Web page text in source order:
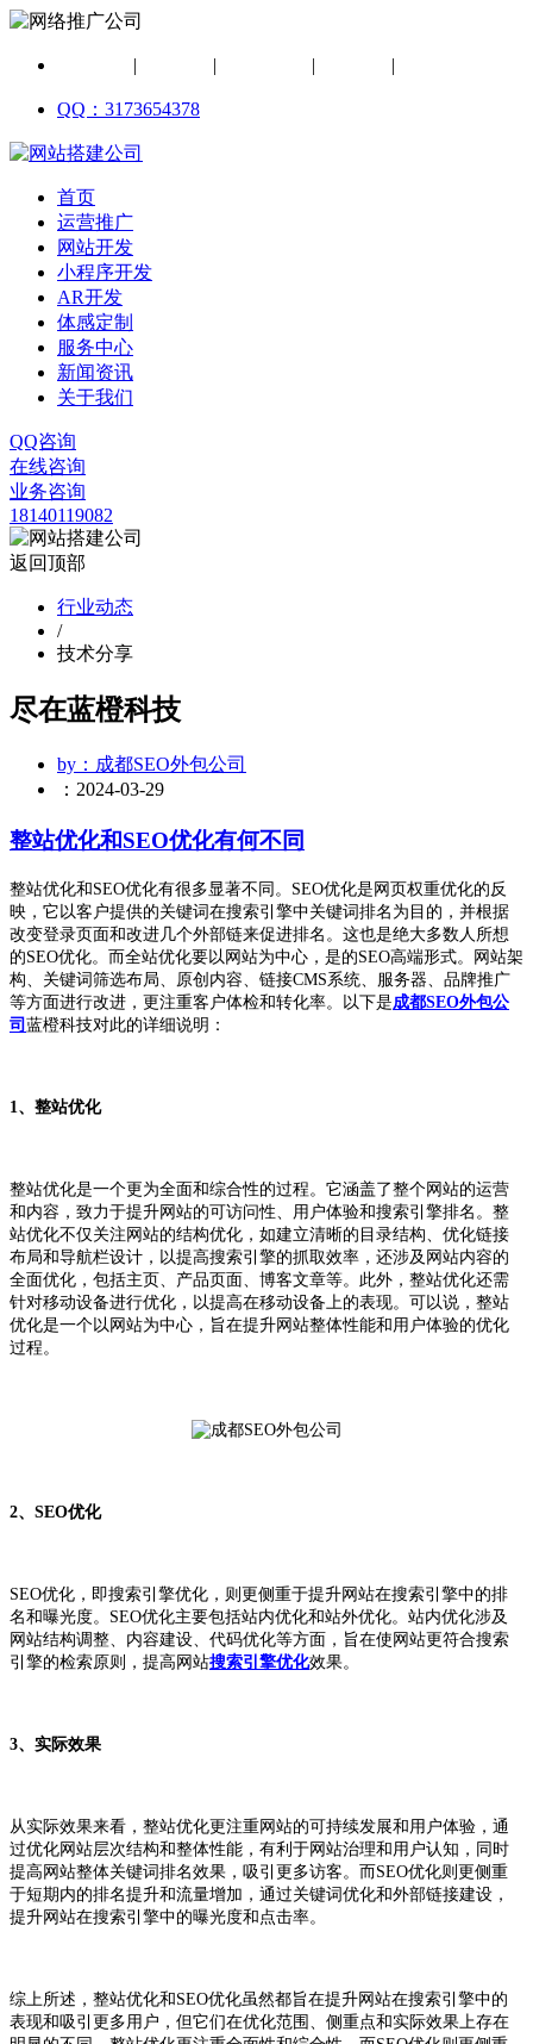
| | | |
QQ：3173654378
首页
运营推广
网站开发
小程序开发
AR开发
体感定制
服务中心
新闻资讯
关于我们
QQ咨询
在线咨询
业务咨询
18140119082
返回顶部
行业动态
/
技术分享
尽在蓝橙科技
by：成都SEO外包公司
：2024-03-29
整站优化和SEO优化有何不同
整站优化和SEO优化有很多显著不同。SEO优化是 网页权重优化的反
映 ，它以客户提供的关键词在搜索引擎中关键词排名为目的，并根据
改变登录页面和改进几个外部链来促进排名。这也是绝大多数人所想
的SEO优化。而全站优化要以网站为中心，是的SEO高端形式。网站架
构、关键词筛选布局、原创内容、链接CMS系统、服务器、品牌推广
等方面进行改进，更注重客户体检和转化率。以下是成都SEO外包公
司 蓝橙科技对此的详细说明：
1、整站优化
整站优化是一个更为全面和综合性的过程。它涵盖了整个网站的运营
和内容，致力于提升网站的可访问性、用户体验和搜索引擎排名。整
站优化不仅关注网站的结构优化，如建立清晰的目录结构、优化链接
布局和导航栏设计，以提高搜索引擎的抓取效率，还涉及网站内容的
全面优化，包括主页、产品页面、博客文章等。此外，整站优化还需
针对移动设备进行优化，以提高在移动设备上的表现。可以说，整站
优化是一个以网站为中心，旨在提升网站整体性能和用户体验的优化
过程。
2、 SEO优化
SEO优化，即搜索引擎优化，则更侧重于提升网站在搜索引擎中的排
名和曝光度。SEO优化主要包括站内优化和站外优化。站内优化涉及
网站结构调整、内容建设、代码优化等方面，旨在使网站更符合搜索
引擎的检索原则，提高网站搜索引擎优化效果。
3、实际效果
从实际效果来看，整站优化更注重网站的可持续发展和用户体验，通
过优化网站层次结构和整体性能，有利于网站治理和用户认知，同时
提高网站整体关键词排名效果，吸引更多访客。而SEO优化则更侧重
于短期内的排名提升和流量增加，通过关键词优化和外部链接建设，
提升网站在搜索引擎中的曝光度和点击率。
综上所述，整站优化和SEO优化虽然都旨在提升网站在搜索引擎中的
表现和吸引更多用户，但它们在优化范围、侧重点和实际效果上存在